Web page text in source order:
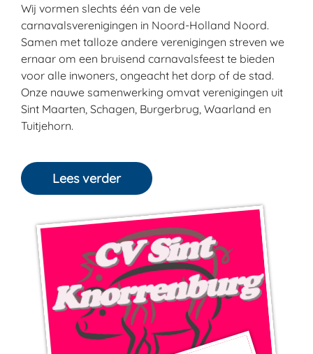
Wij vormen slechts één van de vele
carnavalsverenigingen in Noord-Holland Noord.
Samen met talloze andere verenigingen streven we
ernaar om een bruisend carnavalsfeest te bieden
voor alle inwoners, ongeacht het dorp of de stad.
Onze nauwe samenwerking omvat verenigingen uit
Sint Maarten, Schagen, Burgerbrug, Waarland en
Tuitjehorn.
Lees verder